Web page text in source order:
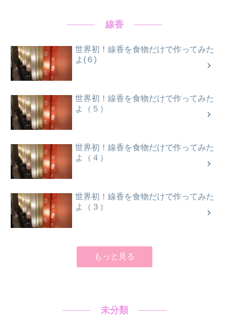
線香
世界初！線香を食物だけで作ってみた
よ(６)
世界初！線香を食物だけで作ってみた
よ（５）
世界初！線香を食物だけで作ってみた
よ（４）
世界初！線香を食物だけで作ってみた
よ（３）
もっと見る
未分類